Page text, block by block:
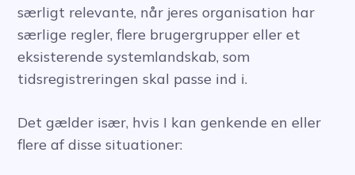
særligt relevante, når jeres organisation har
særlige regler, flere brugergrupper eller et
eksisterende systemlandskab, som
tidsregistreringen skal passe ind i.
Det gælder især, hvis I kan genkende en eller
flere af disse situationer: